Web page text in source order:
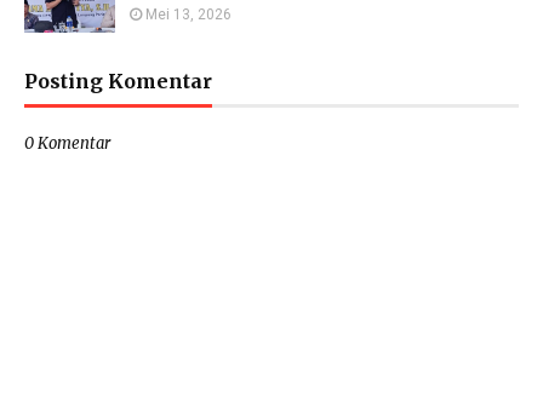
Mei 13, 2026
Posting Komentar
0 Komentar